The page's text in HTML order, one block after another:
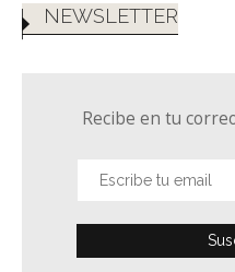
NEWSLETTER
Recibe en tu